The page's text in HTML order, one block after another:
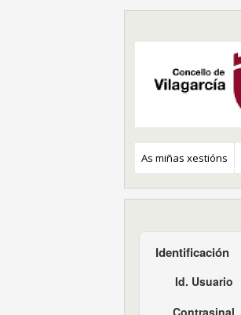
As miñas xestións
Identificación
Id. Usuario